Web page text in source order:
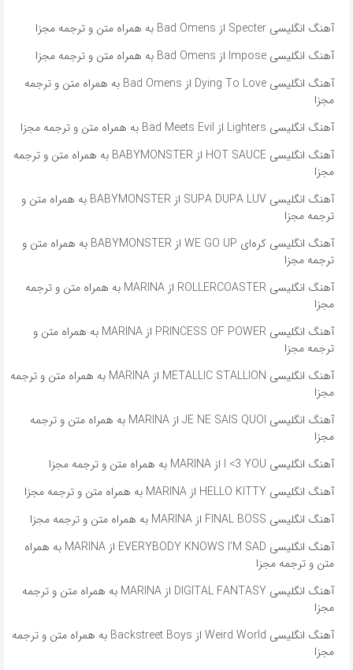
آهنگ انگلیسی Specter از Bad Omens به همراه متن و ترجمه مجزا
آهنگ انگلیسی Impose از Bad Omens به همراه متن و ترجمه مجزا
آهنگ انگلیسی Dying To Love از Bad Omens به همراه متن و ترجمه
مجزا
آهنگ انگلیسی Lighters از Bad Meets Evil به همراه متن و ترجمه مجزا
آهنگ انگلیسی HOT SAUCE از BABYMONSTER به همراه متن و ترجمه
مجزا
آهنگ انگلیسی SUPA DUPA LUV از BABYMONSTER به همراه متن و
ترجمه مجزا
آهنگ انگلیسی کره‌ای WE GO UP از BABYMONSTER به همراه متن و
ترجمه مجزا
آهنگ انگلیسی ROLLERCOASTER از MARINA به همراه متن و ترجمه
مجزا
آهنگ انگلیسی PRINCESS OF POWER از MARINA به همراه متن و
ترجمه مجزا
آهنگ انگلیسی METALLIC STALLION از MARINA به همراه متن و ترجمه
مجزا
آهنگ انگلیسی JE NE SAIS QUOI از MARINA به همراه متن و ترجمه
مجزا
آهنگ انگلیسی I <3 YOU از MARINA به همراه متن و ترجمه مجزا
آهنگ انگلیسی HELLO KITTY از MARINA به همراه متن و ترجمه مجزا
آهنگ انگلیسی FINAL BOSS از MARINA به همراه متن و ترجمه مجزا
آهنگ انگلیسی EVERYBODY KNOWS I’M SAD از MARINA به همراه
متن و ترجمه مجزا
آهنگ انگلیسی DIGITAL FANTASY از MARINA به همراه متن و ترجمه
مجزا
آهنگ انگلیسی Weird World از Backstreet Boys به همراه متن و ترجمه
مجزا